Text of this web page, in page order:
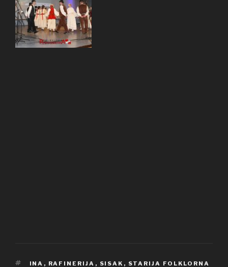
OZNAKE
INA , RAFINERIJA , SISAK , STARIJA FOLKLORNA